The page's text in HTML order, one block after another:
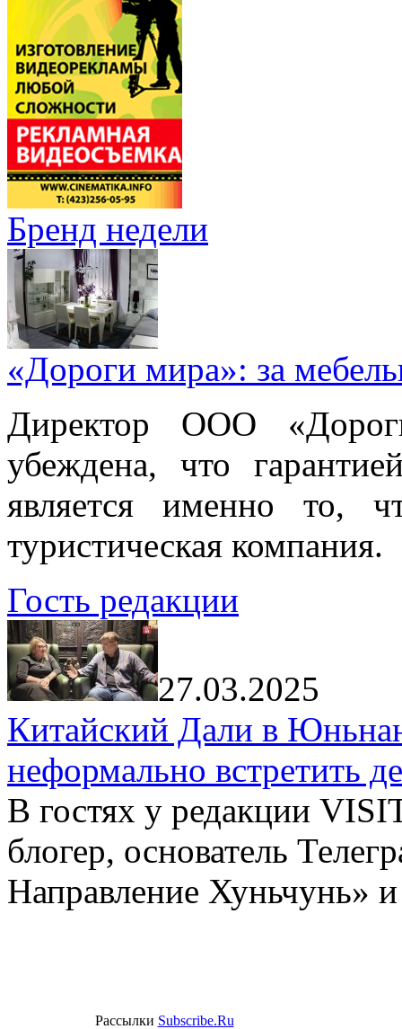
Бренд недели
«Дороги мира»: за
Директор ООО
убеждена, что
является именно то,
туристическая компания.
Гость редакции
27.03.2025
Китайский Дали в
неформально встретить
В гостях у редакции
блогер, основатель
Направление Хуньчунь»
Рассылки Subscribe.Ru